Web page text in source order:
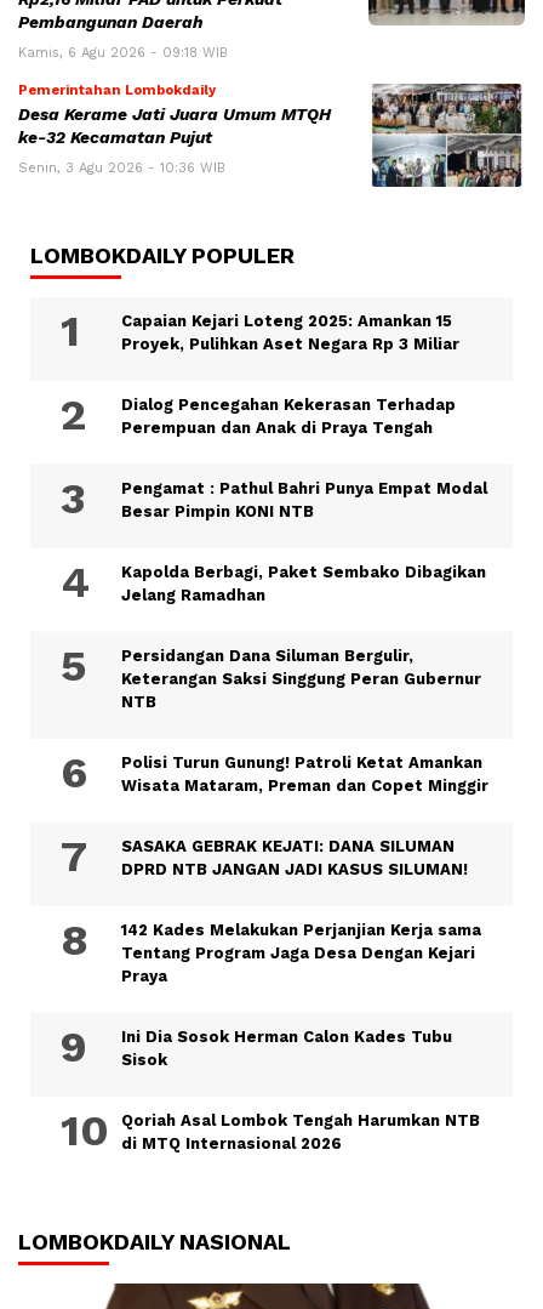
Pembangunan Daerah
Kamis, 6 Agu 2026 - 09:18 WIB
Pemerintahan Lombokdaily
Desa Kerame Jati Juara Umum MTQH
ke-32 Kecamatan Pujut
Senin, 3 Agu 2026 - 10:36 WIB
LOMBOKDAILY POPULER
Capaian Kejari Loteng 2025: Amankan 15
Proyek, Pulihkan Aset Negara Rp 3 Miliar
Dialog Pencegahan Kekerasan Terhadap
Perempuan dan Anak di Praya Tengah
Pengamat : Pathul Bahri Punya Empat Modal
Besar Pimpin KONI NTB
Kapolda Berbagi, Paket Sembako Dibagikan
Jelang Ramadhan
Persidangan Dana Siluman Bergulir,
Keterangan Saksi Singgung Peran Gubernur
NTB
Polisi Turun Gunung! Patroli Ketat Amankan
Wisata Mataram, Preman dan Copet Minggir
SASAKA GEBRAK KEJATI: DANA SILUMAN
DPRD NTB JANGAN JADI KASUS SILUMAN!
142 Kades Melakukan Perjanjian Kerja sama
Tentang Program Jaga Desa Dengan Kejari
Praya
Ini Dia Sosok Herman Calon Kades Tubu
Sisok
Qoriah Asal Lombok Tengah Harumkan NTB
di MTQ Internasional 2026
LOMBOKDAILY NASIONAL